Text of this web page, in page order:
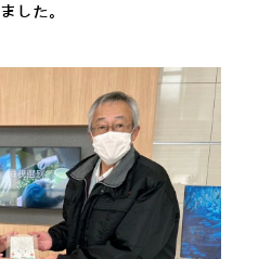
した。